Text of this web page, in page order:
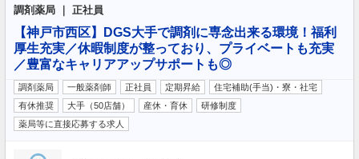
調剤薬局 ｜ 正社員
【神戸市西区】DGS大手で調剤に専念出来る環境！福利
厚生充実／休暇制度が整っており、プライベートも充実
／豊富なキャリアアップサポートも◎
調剤薬局 一般薬剤師 正社員 定期昇給
住宅補助(手当)・寮・社宅
有休推奨
大手（50店舗） 産休・育休
研修制度
薬局等に直接応募する求人